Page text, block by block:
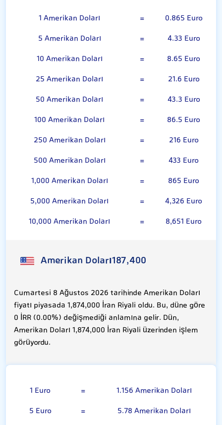
1 Amerikan Doları =
0.865 Euro
5 Amerikan Doları
=
4.33 Euro
10 Amerikan Doları
=
8.65 Euro
25 Amerikan Doları
=
21.6 Euro
50 Amerikan Doları
=
43.3 Euro
100 Amerikan Doları
=
86.5 Euro
250 Amerikan Doları
=
216 Euro
500 Amerikan Doları
=
433 Euro
1,000 Amerikan Doları
=
865 Euro
5,000 Amerikan Doları
=
4,326 Euro
10,000 Amerikan Doları
= 8,651 Euro
Amerikan Doları187,400
Cumartesi 8 Ağustos 2026 tarihinde Amerikan Doları
fiyatı piyasada 1,874,000 İran Riyali oldu. Bu, düne göre
0 İRR (0.00%) değişmediği anlamına gelir. Dün,
Amerikan Doları 1,874,000 İran Riyali üzerinden işlem
görüyordu.
1 Euro =
1.156 Amerikan Doları
5 Euro
= 5.78 Amerikan Doları